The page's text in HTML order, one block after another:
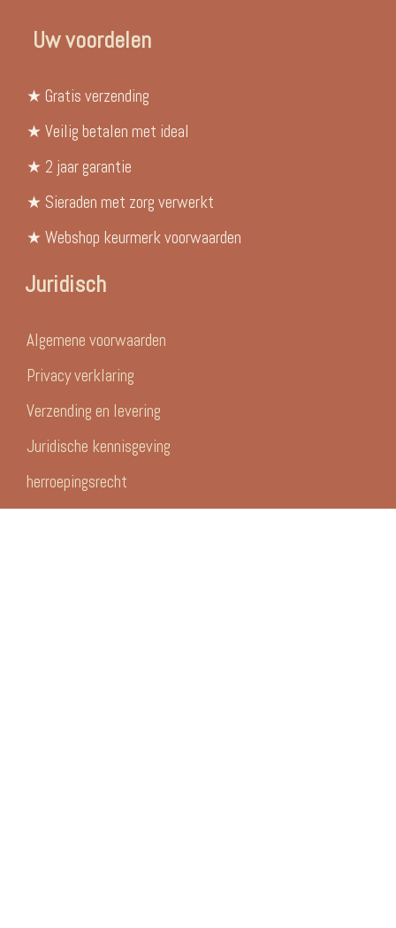
Uw voordelen
★ Gratis verzending
★ Veilig betalen met ideal
★ 2 jaar garantie
★ Sieraden met zorg verwerkt
★ Webshop keurmerk voorwaarden
Juridisch
Algemene voorwaarden
Privacy verklaring
Verzending en levering
Juridische kennisgeving
herroepingsrecht